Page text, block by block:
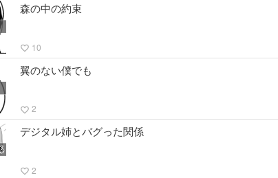
森の中の約束
favorite_border 10
翼のない僕でも
favorite_border 2
デジタル姉とバグった関係
favorite_border 2